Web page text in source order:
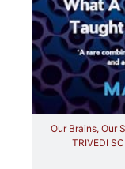
Our Brains, Our
TRIVEDI